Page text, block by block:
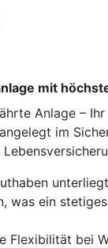
mit
Anlage –
im
was ein
Flexibilität bei